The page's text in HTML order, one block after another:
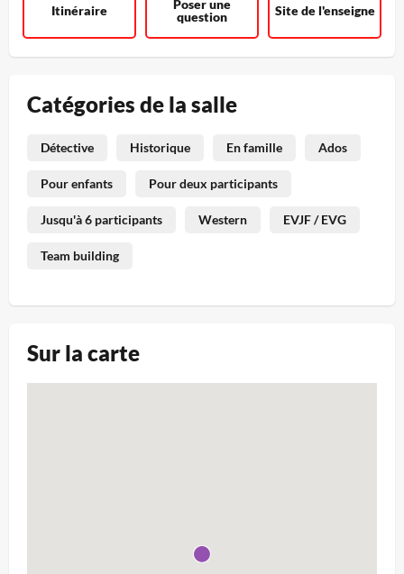
Itinéraire
Poser une
question
Site de l'enseigne
Catégories de la salle
Détective Historique En famille Ados
Pour enfants Pour deux participants
Jusqu'à 6 participants Western EVJF / EVG
Team building
Sur la carte